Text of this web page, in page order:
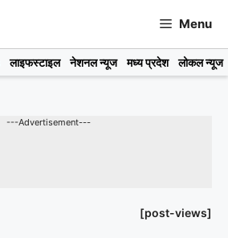
Menu
लाइफस्टाइल नेशनल न्यूज मध्य प्रदेश लोकल न्यूज
---Advertisement---
[post-views]